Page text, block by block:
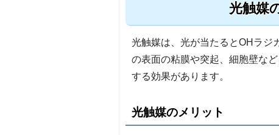
光触媒
光触媒は、光が当たるとOHラジ
の表面の粘膜や突起、細胞壁な
する効果があります。
光触媒のメリット